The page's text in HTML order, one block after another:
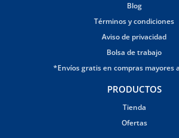
Blog
Términos y condiciones
Aviso de privacidad
Bolsa de trabajo
*Envíos gratis en compras mayores
PRODUCTOS
Tienda
Ofertas